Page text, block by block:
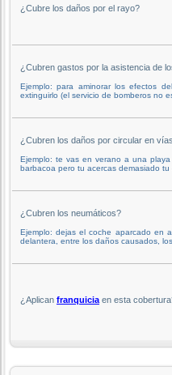
¿Cubre los daños por el rayo?
¿Cubren gastos por la asistencia de
Ejemplo: para aminorar los efectos
extinguirlo (el servicio de bomberos no
¿Cubren los daños por circular en
Ejemplo: te vas en verano a una
barbacoa pero tu acercas demasiado tu
¿Cubren los neumáticos?
Ejemplo: dejas el coche aparcado en
delantera, entre los daños causados,
¿Aplican franquicia en esta